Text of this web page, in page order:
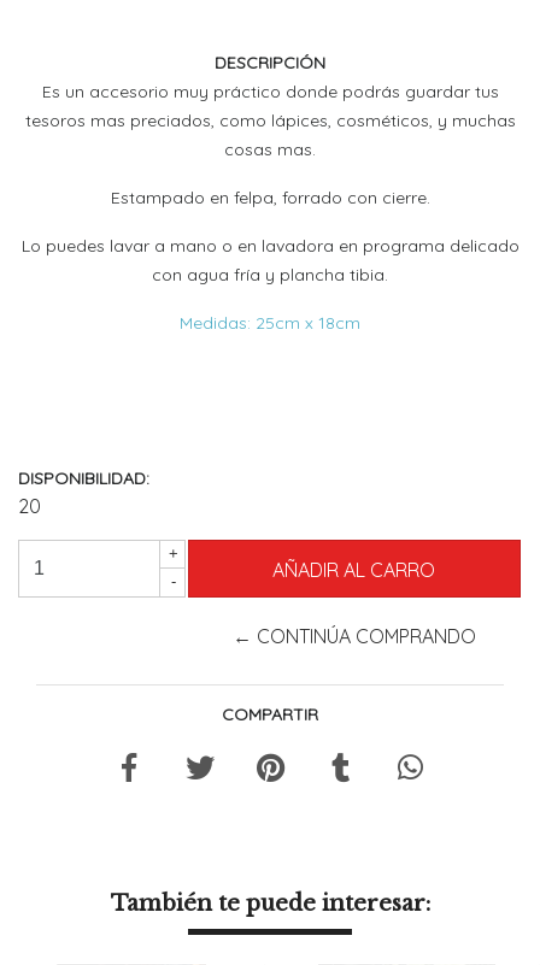
DESCRIPCIÓN
Es un accesorio muy práctico donde podrás guardar tus
tesoros mas preciados, como lápices, cosméticos, y muchas
cosas mas.
Estampado en felpa, forrado con cierre.
Lo puedes lavar a mano o en lavadora en programa delicado
con agua fría y plancha tibia.
Medidas: 25cm x 18cm
DISPONIBILIDAD:
20
+
-
← CONTINÚA COMPRANDO
COMPARTIR
También te puede interesar: